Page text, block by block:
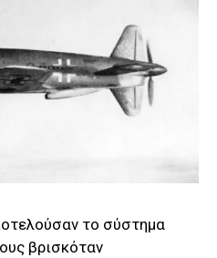
το σύστημα
βρισκόταν